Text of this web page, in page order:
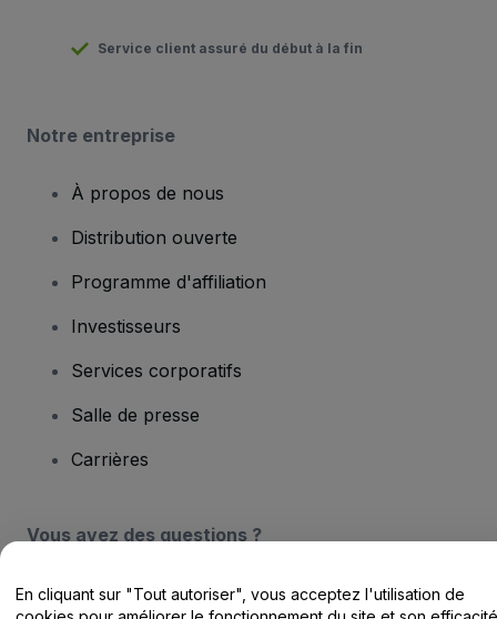
Service client assuré du début à la fin
Notre entreprise
À propos de nous
Distribution ouverte
Programme d'affiliation
Investisseurs
Services corporatifs
Salle de presse
Carrières
Vous avez des questions ?
Centre d'assistance / Nous contacter
En cliquant sur "Tout autoriser", vous acceptez l'utilisation de